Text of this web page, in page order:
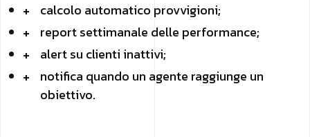
calcolo automatico provvigioni;
report settimanale delle performance;
alert su clienti inattivi;
notifica quando un agente raggiunge un
obiettivo.